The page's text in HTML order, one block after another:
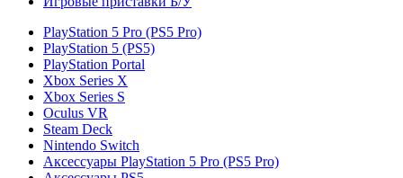
PlayStation 5 Pro (PS5 Pro)
PlayStation 5 (PS5)
PlayStation Portal
Xbox Series X
Xbox Series S
Oculus VR
Steam Deck
Nintendo Switch
Аксессуары PlayStation 5 Pro (PS5 Pro)